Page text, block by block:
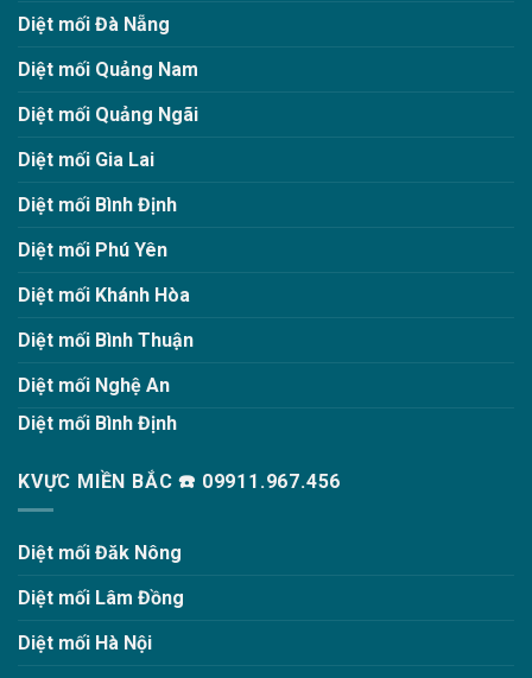
Diệt mối Đà Nẵng
Diệt mối Quảng Nam
Diệt mối Quảng Ngãi
Diệt mối Gia Lai
Diệt mối Bình Định
Diệt mối Phú Yên
Diệt mối Khánh Hòa
Diệt mối Bình Thuận
Diệt mối Nghệ An
Diệt mối Bình Định
KVỰC MIỀN BẮC ☎️ 09911.967.456
Diệt mối Đăk Nông
Diệt mối Lâm Đồng
Diệt mối Hà Nội